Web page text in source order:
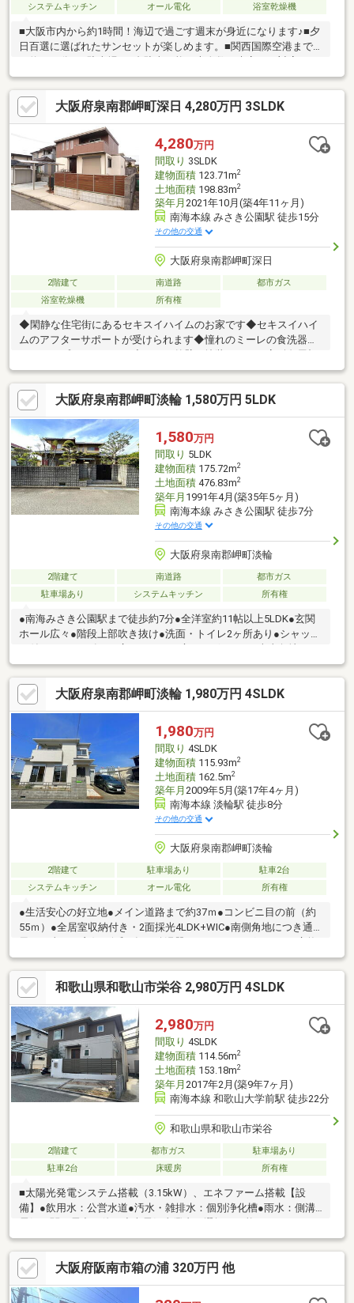
システムキッチン
オール電化 浴室乾燥機
■大阪市内から約1時間！海辺で過ごす週末が身近になります♪■夕
日百選に選ばれたサンセットが楽しめます。■関西国際空港まで
は約３５分！■駐車場は3台駐車可能！大人数の来客にも対応でき
ます。■プライバシーを守りながら、採光にもこだわったオーダ
ーメイド住宅。
大阪府泉南郡岬町深日 4,280万円 3SLDK
4,280万円
間取り 3SLDK
建物面積123.71m2
土地面積198.83m2
築年月 2021年10月(築4年11ヶ月)
南海本線 みさき公園駅 徒歩15分
その他の交通
大阪府泉南郡岬町深日
2階建て 南道路
都市ガス
浴室乾燥機
所有権
◆閑静な住宅街にあるセキスイハイムのお家です◆セキスイハイ
ムのアフターサポートが受けられます◆憧れのミーレの食洗器に
なので、メンテナンス費用がかかりません◆リビングの延長線上
としてウッドデッキ、芝生があるので、ＢＢＱ等も楽しめ、お子
様を安心して遊ばせられます◆大型ＣＬ、ＷＩＣ、納戸があり、
収納豊富です◆リモートワークにも便利な書斎あり◆汚れた衣
類、掃除用具、泥付き野菜などが洗えるスロップシンク付き！◆
２階の子供室（約12帖）はドアが２つあり、ライフスタイルの変
化に合わせて、２部屋に仕切る事も可能な設計です。
大阪府泉南郡岬町淡輪 1,580万円 5LDK
1,580万円
間取り 5LDK
建物面積175.72m2
土地面積476.83m2
築年月 1991年4月(築35年5ヶ月)
南海本線 みさき公園駅 徒歩7分
その他の交通
大阪府泉南郡岬町淡輪
2階建て 南道路
都市ガス
駐車場あり
システムキッチン 所有権
●南海みさき公園駅まで徒歩約7分●全洋室約11帖以上5LDK●玄関
ホール広々●階段上部吹き抜け●洗面・トイレ2ヶ所あり●シャッタ
ー付きガレージ有り●広々としたお庭がございます●南東角地につ
き通風・日当たり良好●郵便局まで徒歩約4分●コンビニまで徒歩
約7分
大阪府泉南郡岬町淡輪 1,980万円 4SLDK
1,980万円
間取り 4SLDK
建物面積115.93m2
土地面積162.5m2
築年月 2009年5月(築17年4ヶ月)
南海本線 淡輪駅 徒歩8分
その他の交通
大阪府泉南郡岬町淡輪
2階建て 駐車場あり
駐車2台
システムキッチン
オール電化 所有権
●生活安心の好立地●メイン道路まで約37ｍ●コンビニ目の前（約
55ｍ）●全居室収納付き・2面採光4LDK+WIC●南側角地につき通
履歴有り●駐車スペース2台分●南海淡輪駅まで徒歩約8分●ドラッ
グセイムスまで徒歩約3分●紀陽銀行まで徒歩約4分●郵便局・淡輪
小学校まで徒歩約10分
和歌山県和歌山市栄谷 2,980万円 4SLDK
2,980万円
間取り 4SLDK
建物面積114.56m2
土地面積153.18m2
築年月 2017年2月(築9年7ヶ月)
南海本線 和歌山大学前駅 徒歩22分
和歌山県和歌山市栄谷
2階建て 都市ガス
駐車場あり
駐車2台
床暖房 所有権
■太陽光発電システム搭載（3.15kW）、エネファーム搭載【設
備】●飲用水：公営水道●汚水・雑排水：個別浄化槽●雨水：側溝●
電気：関西電力（他の小売電気事業者の選択も可能です）●ガ
ス：都市ガス
大阪府阪南市箱の浦 320万円 他